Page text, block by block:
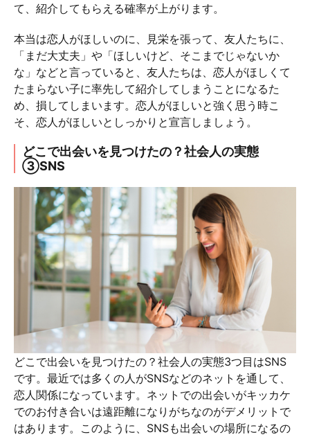
て、紹介してもらえる確率が上がります。
本当は恋人がほしいのに、見栄を張って、友人たちに、
「まだ大丈夫」や「ほしいけど、そこまでじゃないか
な」などと言っていると、友人たちは、恋人がほしくて
たまらない子に率先して紹介してしまうことになるた
め、損してしまいます。恋人がほしいと強く思う時こ
そ、恋人がほしいとしっかりと宣言しましょう。
どこで出会いを見つけたの？社会人の実態
③SNS
どこで出会いを見つけたの？社会人の実態3つ目はSNS
です。最近では多くの人がSNSなどのネットを通して、
恋人関係になっています。ネットでの出会いがキッカケ
でのお付き合いは遠距離になりがちなのがデメリットで
はあります。このように、SNSも出会いの場所になるの